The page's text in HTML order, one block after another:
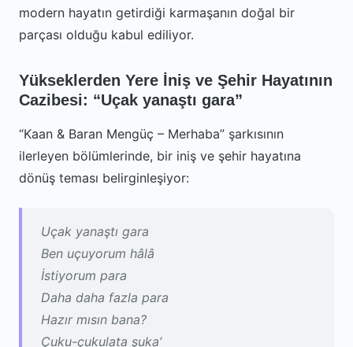
modern hayatın getirdiği karmaşanın doğal bir
parçası olduğu kabul ediliyor.
Yükseklerden Yere İniş ve Şehir Hayatının
Cazibesi: “Uçak yanaştı gara”
“Kaan & Baran Mengüç – Merhaba” şarkısının
ilerleyen bölümlerinde, bir iniş ve şehir hayatına
dönüş teması belirginleşiyor:
Uçak yanaştı gara
Ben uçuyorum hâlâ
İstiyorum para
Daha daha fazla para
Hazır mısın bana?
Çuku-çukulata şuka’